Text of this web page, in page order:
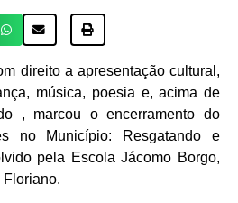
direito a apresentação cultural,
música, poesia e, acima de
, marcou o encerramento do
no Município: Resgatando e
pela Escola Jácomo Borgo,
Floriano.